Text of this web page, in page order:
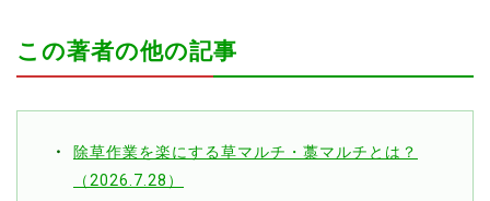
この著者の他の記事
除草作業を楽にする草マルチ・藁マルチとは？
（2026.7.28）